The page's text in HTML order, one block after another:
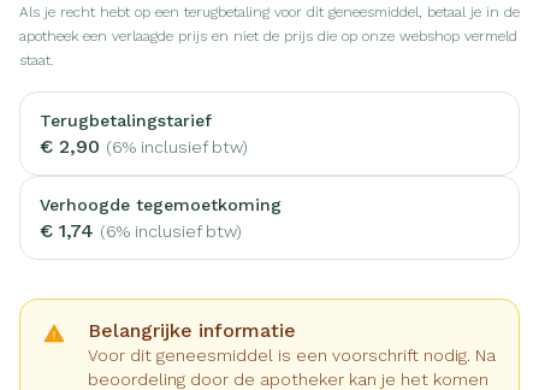
Als je recht hebt op een terugbetaling voor dit geneesmiddel, betaal je in de
apotheek een verlaagde prijs en niet de prijs die op onze webshop vermeld
staat.
Terugbetalingstarief
€ 2,90 (6% inclusief btw)
Verhoogde tegemoetkoming
€ 1,74 (6% inclusief btw)
Belangrijke informatie
Voor dit geneesmiddel is een voorschrift nodig. Na
beoordeling door de apotheker kan je het komen